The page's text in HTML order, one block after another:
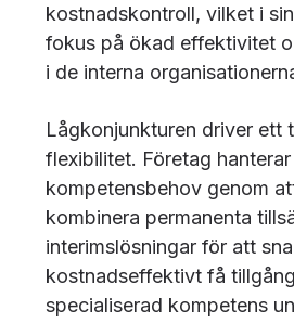
kostnadskontroll, vilket i
fokus på ökad effektivitet
i de interna
Lågkonjunkturen driver ett
flexibilitet. Företag hanterar
kompetensbehov genom
kombinera permanenta
interimslösningar för att
kostnadseffektivt få
specialiserad kompetens